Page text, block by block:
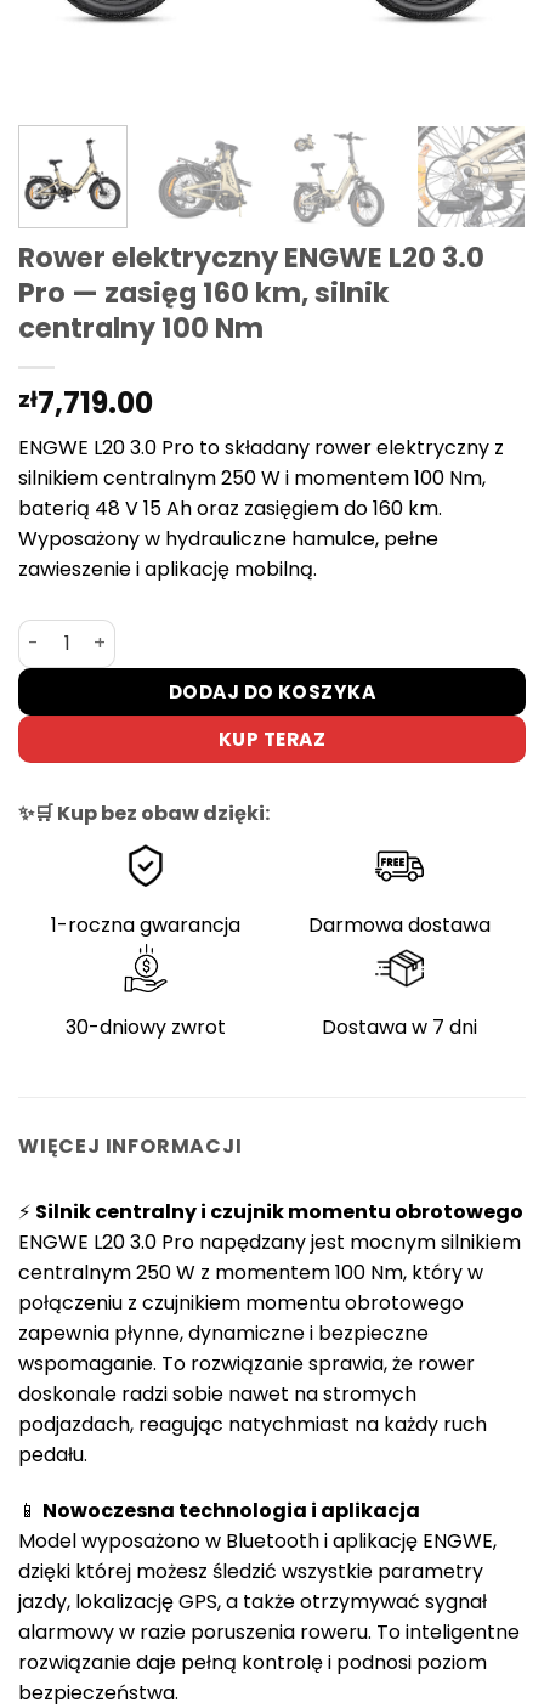
Rower elektryczny ENGWE L20 3.0
Pro — zasięg 160 km, silnik
centralny 100 Nm
zł7,719.00
ENGWE L20 3.0 Pro to składany rower elektryczny z
silnikiem centralnym 250 W i momentem 100 Nm,
baterią 48 V 15 Ah oraz zasięgiem do 160 km.
Wyposażony w hydrauliczne hamulce, pełne
zawieszenie i aplikację mobilną.
ilość Rower elektryczny ENGWE L20 3.0 Pro — zasięg 160
DODAJ DO KOSZYKA
KUP TERAZ
✨🛒 Kup bez obaw dzięki:
1-roczna gwarancja Darmowa dostawa
30-dniowy zwrot Dostawa w 7 dni
WIĘCEJ INFORMACJI
⚡ Silnik centralny i czujnik momentu obrotowego
ENGWE L20 3.0 Pro napędzany jest mocnym silnikiem
centralnym 250 W z momentem 100 Nm, który w
połączeniu z czujnikiem momentu obrotowego
zapewnia płynne, dynamiczne i bezpieczne
wspomaganie. To rozwiązanie sprawia, że rower
doskonale radzi sobie nawet na stromych
podjazdach, reagując natychmiast na każdy ruch
pedału.
📱 Nowoczesna technologia i aplikacja
Model wyposażono w Bluetooth i aplikację ENGWE,
dzięki której możesz śledzić wszystkie parametry
jazdy, lokalizację GPS, a także otrzymywać sygnał
alarmowy w razie poruszenia roweru. To inteligentne
rozwiązanie daje pełną kontrolę i podnosi poziom
bezpieczeństwa.